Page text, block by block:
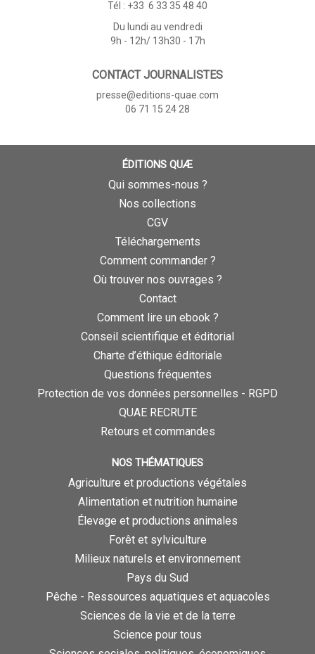
Tél : +33 6 33 35 48 40
Du lundi au vendredi
9h - 12h/ 13h30 - 17h
CONTACT JOURNALISTES
presse@editions-quae.com
06 71 15 24 28
ÉDITIONS QUÆ
Qui sommes-nous ?
Nos collections
CGV
Téléchargements
Comment commander ?
Où trouver nos ouvrages ?
Contact
Comment lire un ebook ?
Conseil scientifique et éditorial
Charte d’éthique éditoriale
Questions fréquentes
Protection de vos données personnelles - RGPD
QUAE RECRUTE
Retours et commandes
NOS THÉMATIQUES
Agriculture et productions végétales
Alimentation et nutrition humaine
Élevage et productions animales
Forêt et sylviculture
Milieux naturels et environnement
Pays du Sud
Pêche - Ressources aquatiques et aquacoles
Sciences de la vie et de la terre
Science pour tous